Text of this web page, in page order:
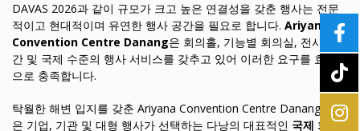
DAVAS 2026과 같이 규모가 크고 높은 연결성을 갖춘 행사는 전문
적이고 현대적이며 유연한 행사 공간을 필요로 합니다. Ariyana
Convention Centre Danang은 회의홀, 기능별 회의실, 전시 공
간 및 국제 수준의 행사 서비스를 갖추고 있어 이러한 요구를 효과적
으로 충족합니다.
탁월한 해변 입지를 갖춘 Ariyana Convention Centre Danang은 많
은 기업, 기관 및 대형 행사가 선택하는 다낭의 대표적인 국제 회의